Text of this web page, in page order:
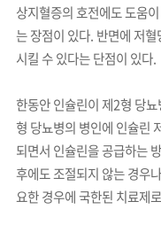
상지혈증의 호전에도 도움
는 장점이 있다. 반면에 저
시킬 수 있다는 단점이 있다.
한동안 인슐린이 제2형 당
형 당뇨병의 병인에 인슐린
되면서 인슐린을 공급하는
후에도 조절되지 않는 경우
요한 경우에 국한된 치료제